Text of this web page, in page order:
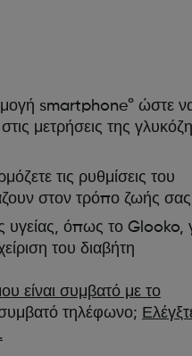
smartphone° ώστε
μετρήσεις της
τις ρυθμίσεις του
στον τρόπο ζωής σας
υγείας, όπως το Glooko,
του διαβήτη
είναι συμβατό με το
τηλέφωνο;
.